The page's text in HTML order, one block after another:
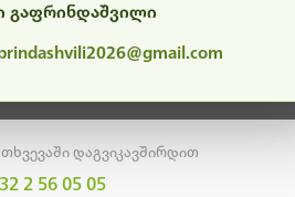
გვერდზე დაბრუნება
დაგვიკავშირდით
2 56 05 05
გაფრინდაშვილი